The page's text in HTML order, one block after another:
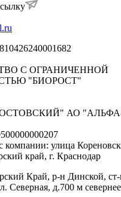
С ОГРАНИЧЕННОЙ
"БИОРОСТ"
АО
улица
край, г. Краснодар
Край, р-н Динской, ст-
Северная, д.700 м